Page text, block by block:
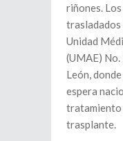
riñones.
trasladados
Unidad
(UMAE)
León,
espera
tratamiento
trasplante.